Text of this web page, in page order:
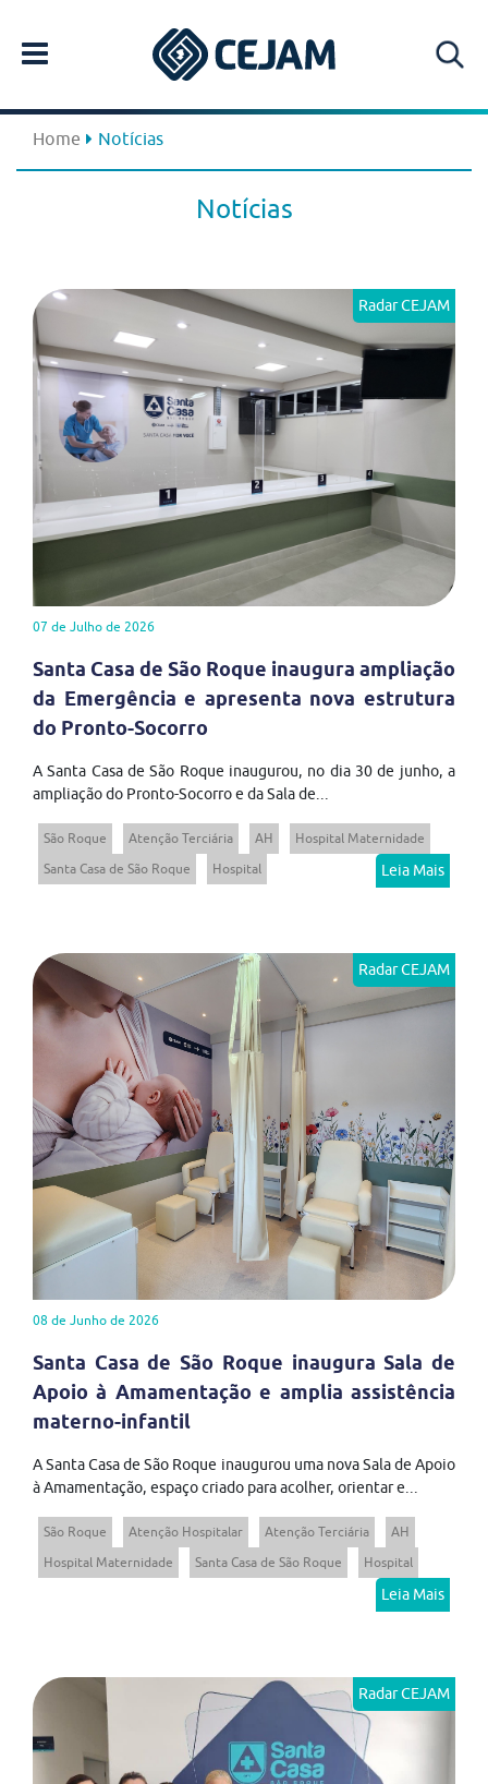
Home Notícias
Notícias
Radar CEJAM
07 de Julho de 2026
Santa Casa de São Roque inaugura ampliação
da Emergência e apresenta nova estrutura
do Pronto-Socorro
A Santa Casa de São Roque inaugurou, no dia 30 de junho, a
ampliação do Pronto-Socorro e da Sala de...
São Roque Atenção Terciária AH
Hospital Maternidade
Santa Casa de São Roque
Hospital Leia Mais
Radar CEJAM
08 de Junho de 2026
Santa Casa de São Roque inaugura Sala de
Apoio à Amamentação e amplia assistência
materno-infantil
A Santa Casa de São Roque inaugurou uma nova Sala de Apoio
à Amamentação, espaço criado para acolher, orientar e...
São Roque Atenção Hospitalar Atenção Terciária
AH
Hospital Maternidade
Santa Casa de São Roque Hospital
Leia Mais
Radar CEJAM